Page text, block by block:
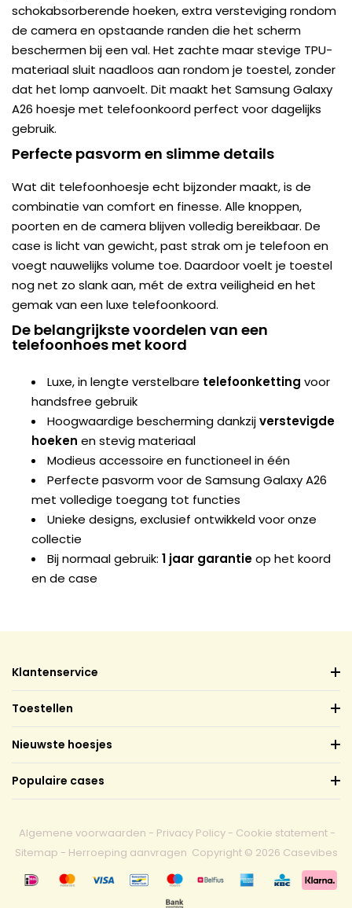
schokabsorberende hoeken, extra versteviging rondom
de camera en opstaande randen die het scherm
beschermen bij een val. Het zachte maar stevige TPU-
materiaal sluit naadloos aan rondom je toestel, zonder
dat het lomp aanvoelt. Dit maakt het Samsung Galaxy
A26 hoesje met telefoonkoord perfect voor dagelijks
gebruik.
Perfecte pasvorm en slimme details
Wat dit telefoonhoesje echt bijzonder maakt, is de
combinatie van comfort en finesse. Alle knoppen,
poorten en de camera blijven volledig bereikbaar. De
case is licht van gewicht, past strak om je telefoon en
voegt nauwelijks volume toe. Daardoor voelt je toestel
nog net zo slank aan, mét de extra veiligheid en het
gemak van een luxe telefoonkoord.
De belangrijkste voordelen van een
telefoonhoes met koord
Luxe, in lengte verstelbare telefoonketting voor
handsfree gebruik
Hoogwaardige bescherming dankzijverstevigde
hoeken en stevig materiaal
Modieus accessoire en functioneel in één
Perfecte pasvorm voor de Samsung Galaxy A26
met volledige toegang tot functies
Unieke designs, exclusief ontwikkeld voor onze
collectie
Bij normaal gebruik: 1 jaar garantieop het koord
en de case
Klantenservice
Toestellen
Nieuwste hoesjes
Populaire cases
Algemene voorwaarden - Privacy Policy - Cookie statement -
Sitemap - Herroeping aanvragen Copyright © 2026 Casevibes